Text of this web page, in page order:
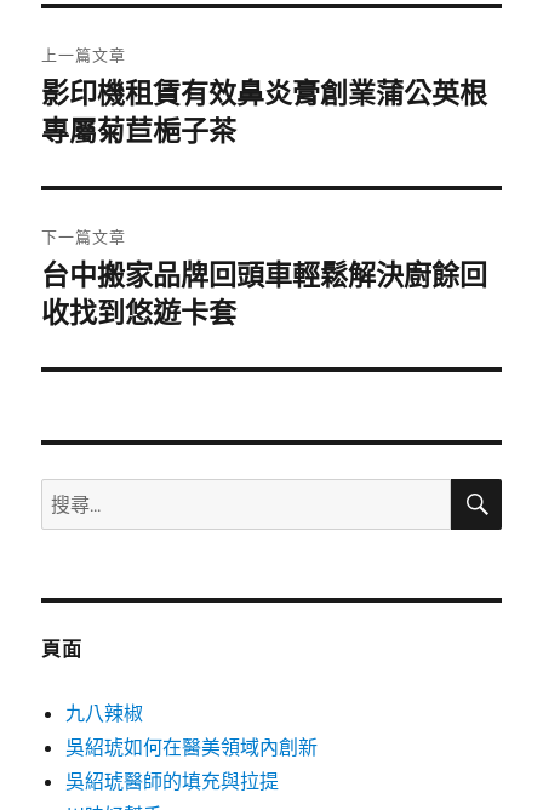
章
導
覽
上一篇文章
上
一
文
章:
影印機租賃有效鼻炎膏創業蒲公英根
專屬菊苣梔子茶
下一篇文章
下
一
文
台中搬家品牌回頭車輕鬆解決廚餘回
收找到悠遊卡套
搜
尋
鍵
搜
頁面
九八辣椒
吳紹琥如何在醫美領域內創新
吳紹琥醫師的填充與拉提